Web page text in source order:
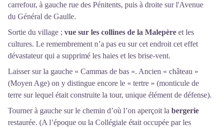
carrefour, à gauche rue des Pénitents, puis à droite sur l'Avenue
du Général de Gaulle.
Sortie du village ; vue sur les collines de la Malepère et les
cultures. Le remembrement n’a pas eu sur cet endroit cet effet
dévastateur qui a supprimé les haies et les brise-vent.
Laisser sur la gauche « Cammas de bas ». Ancien « château »
(Moyen Age) on y distingue encore le « tertre » (monticule de
terre sur lequel était construite la tour, unique élément de défense).
Tourner à gauche sur le chemin d’où l’on aperçoit la bergerie
restaurée. (A l’époque ou la Collégiale était occupée par les